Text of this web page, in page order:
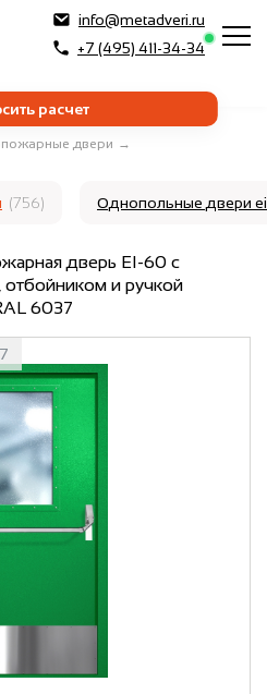
info@metadveri.ru
+7 (495) 411-34-34
расчет
двери →
(756) Однопольные двери
дверь EI-60 с
и ручкой
6037